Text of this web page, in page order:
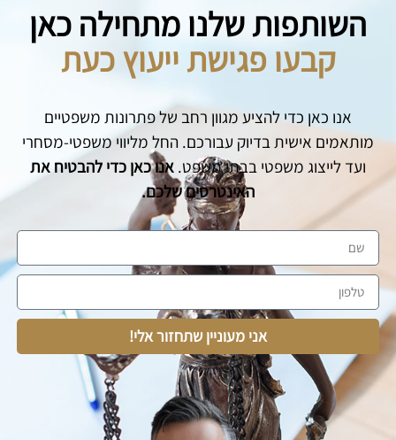
השותפות שלנו מתחילה כאן
קבעו פגישת ייעוץ כעת
אנו כאן כדי להציע מגוון רחב של פתרונות משפטיים
מותאמים אישית בדיוק עבורכם. החל מליווי משפטי-מסחרי
ועד לייצוג משפטי בבתי משפט. אנו כאן כדי להבטיח את
האינטרסים שלכם.
אני מעוניין שתחזור אלי!